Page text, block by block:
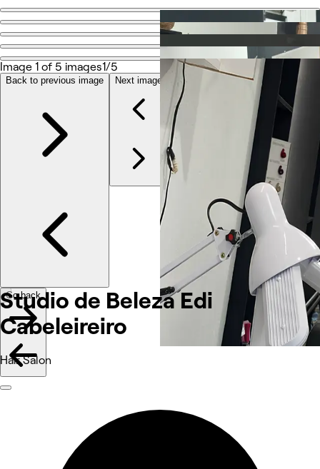
Go back
Studio de Beleza Edi Cabeleireiro
About
Services
Other
Studio de Beleza Edi
Cabeleireiro
Hair Salon
Image 1 of 5 images1/5
Back to previous image Next image
Go back